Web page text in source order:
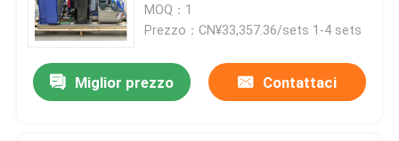
Show VR
Su di noi
affidabilità
MOQ：1
Prezzo：CN¥33,357.36/sets 1-4 sets
Miglior prezzo Contattaci